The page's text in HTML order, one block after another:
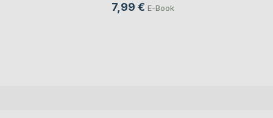
7,99 € E-Book